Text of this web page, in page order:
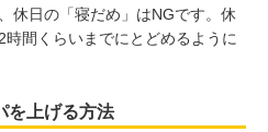
休日の「寝だめ」はNGです。休
間くらいまでにとどめるように
を上げる方法